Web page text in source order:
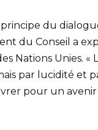
du
du Conseil a
Nations Unies. «
par lucidité et
pour un avenir